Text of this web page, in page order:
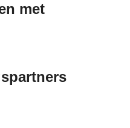
met
in een nieuw tabblad)